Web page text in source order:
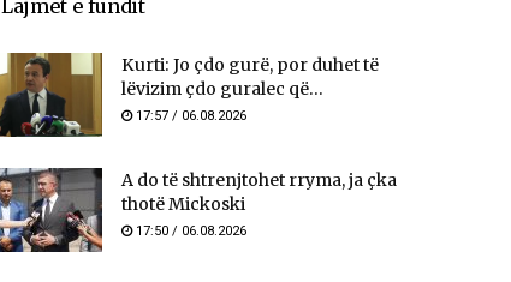
Lajmet e fundit
Kurti: Jo çdo gurë, por duhet të
lëvizim çdo guralec që...
17:57 / 06.08.2026
A do të shtrenjtohet rryma, ja çka
thotë Mickoski
17:50 / 06.08.2026